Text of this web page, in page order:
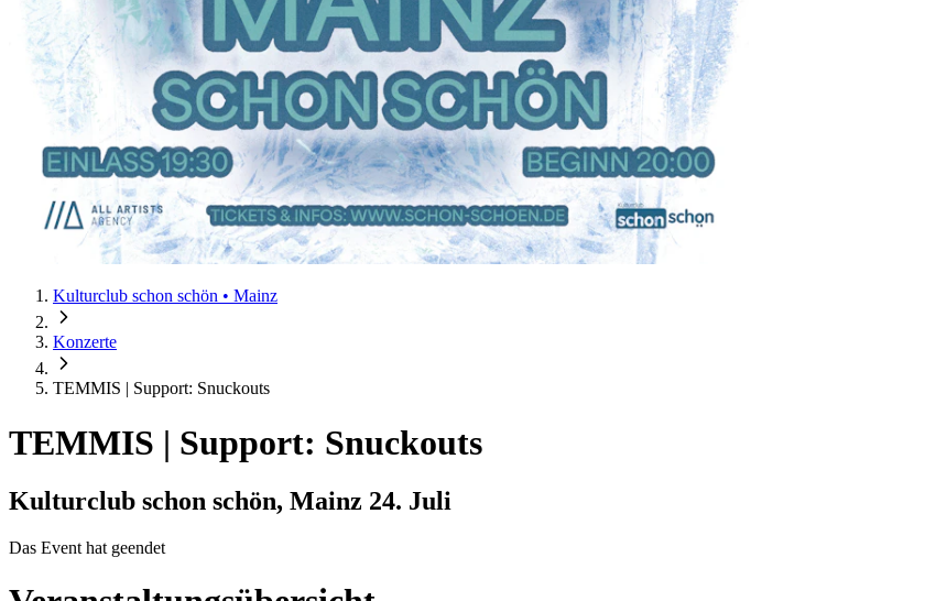
Kulturclub schon schön • Mainz
Konzerte
TEMMIS | Support: Snuckouts
TEMMIS | Support: Snuckouts
Kulturclub schon schön, Mainz 24. Juli
Das Event hat geendet